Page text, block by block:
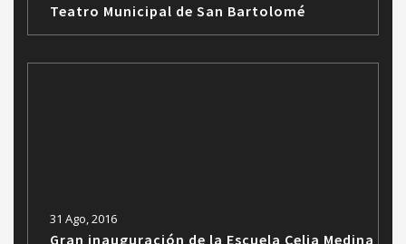
Teatro Municipal de San Bartolomé
31 Ago, 2016
Gran inauguración de la Escuela Celia Medina